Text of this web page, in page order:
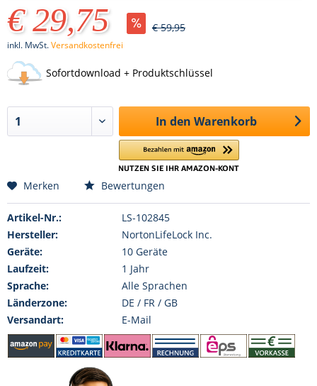
€ 29,75 € 59,95
inkl. MwSt.Versandkostenfrei
Sofortdownload + Produktschlüssel
In den Warenkorb
Merken Bewertungen
Artikel-Nr.:
LS-102845
Hersteller:
NortonLifeLock Inc.
Geräte:
10 Geräte
Laufzeit:
1 Jahr
Sprache:
Alle Sprachen
Länderzone:
DE / FR / GB
Versandart:
E-Mail